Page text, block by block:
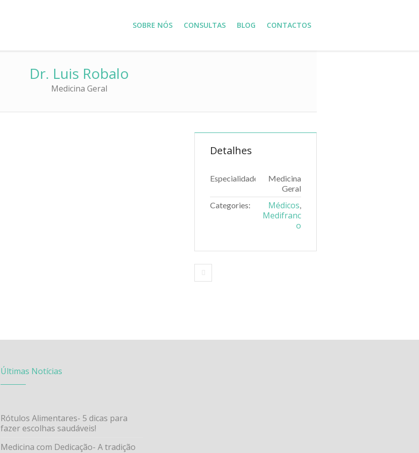
SOBRE NÓS CONSULTAS BLOG CONTACTOS
Dr. Luis Robalo
Medicina Geral
Detalhes
Especialidade
Medicina
Geral
Categories:
Médicos,
Medifranc
o
Últimas Notícias
Rótulos Alimentares- 5 dicas para
fazer escolhas saudáveis!
Medicina com Dedicação- A tradição